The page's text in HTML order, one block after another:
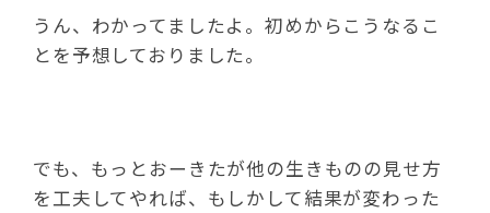
うん、わかってましたよ。初めからこうなるこ
とを予想しておりました。
でも、もっとおーきたが他の生きものの見せ方
を工夫してやれば、もしかして結果が変わった